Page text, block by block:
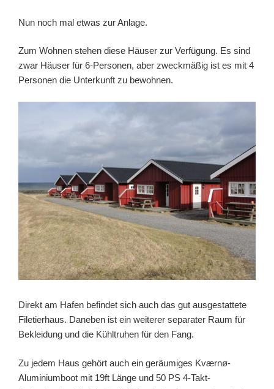
Nun noch mal etwas zur Anlage.
Zum Wohnen stehen diese Häuser zur Verfügung. Es sind
zwar Häuser für 6-Personen, aber zweckmäßig ist es mit 4
Personen die Unterkunft zu bewohnen.
Direkt am Hafen befindet sich auch das gut ausgestattete
Filetierhaus. Daneben ist ein weiterer separater Raum für
Bekleidung und die Kühltruhen für den Fang.
Zu jedem Haus gehört auch ein geräumiges Kværnø-
Aluminiumboot mit 19ft Länge und 50 PS 4-Takt-